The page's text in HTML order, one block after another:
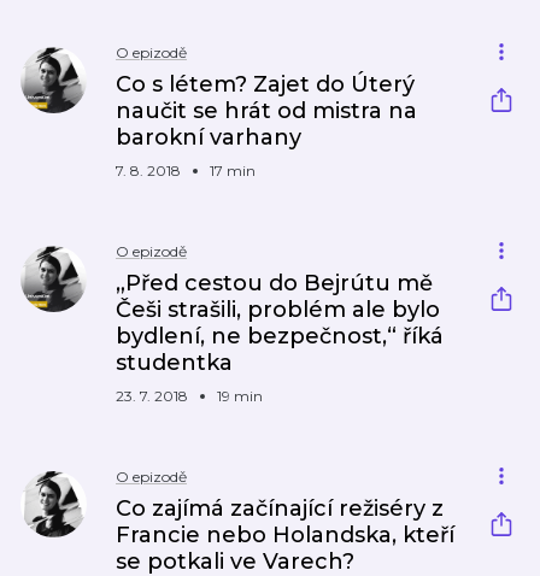
O epizodě
Co s létem? Zajet do Úterý
naučit se hrát od mistra na
barokní varhany
7. 8. 2018 17 min
O epizodě
„Před cestou do Bejrútu mě
Češi strašili, problém ale bylo
bydlení, ne bezpečnost,“ říká
studentka
23. 7. 2018 19 min
O epizodě
Co zajímá začínající režiséry z
Francie nebo Holandska, kteří
se potkali ve Varech?